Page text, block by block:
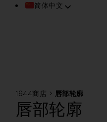
简体中文
TÜRKÇE
TIẾNG VIỆT
1944商店 > 唇部轮廓
唇部轮廓